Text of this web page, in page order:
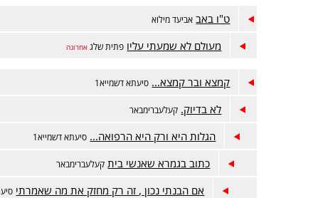
ט"ו באב אביעד מילוא
מעולם לא שמעתי עליו פתית שלג אחרונה
קמצא ובר קמצא... סיעתא דשמייא1
לא בדיוק. קעלעברימבאר
הגלות היא ורק היא הרפואה... סיעתא דשמייא1
כתוב בגמרא שאנשי בית קעלעברימבאר
אם הבנתי נכון , זה רק מחזק את מה שאמרתי